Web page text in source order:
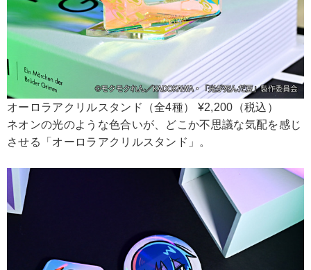
オーロラアクリルスタンド（全4種） ¥2,200（税込）
ネオンの光のような色合いが、どこか不思議な気配を感じ
させる「オーロラアクリルスタンド」。